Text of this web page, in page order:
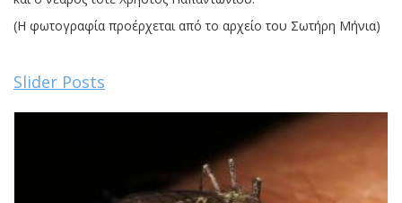
(Η φωτογραφία προέρχεται από το αρχείο του Σωτήρη Μήνια)
Slider Posts